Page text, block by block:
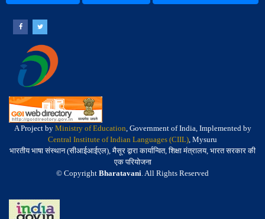
A Project by Ministry of Education, Government of India, Implemented by
Central Institute of Indian Languages (CIIL), Mysuru
भारतीय भाषा संस्थान (सीआईआईएल), मैसूर द्वारा कार्यान्वित, शिक्षा मंत्रालय, भारत सरकार की
एक परियोजना
© Copyright Bharatavani. All Rights Reserved